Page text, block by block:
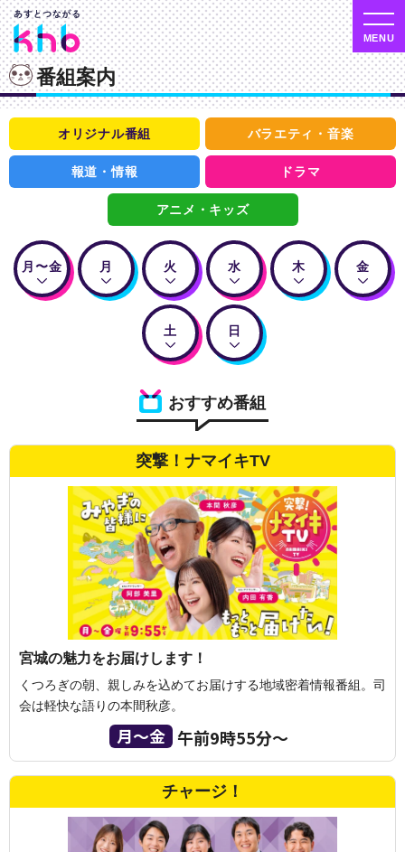
番組案内
オリジナル番組 バラエティ・音楽
報道・情報 ドラマ
アニメ・キッズ
月〜金 月 火 水 木 金
土 日
おすすめ番組
突撃！ナマイキTV
宮城の魅力をお届けします！
くつろぎの朝、親しみを込めてお届けする地域密着情報番組。司
会は軽快な語りの本間秋彦。
月〜金 午前9時55分〜
チャージ！